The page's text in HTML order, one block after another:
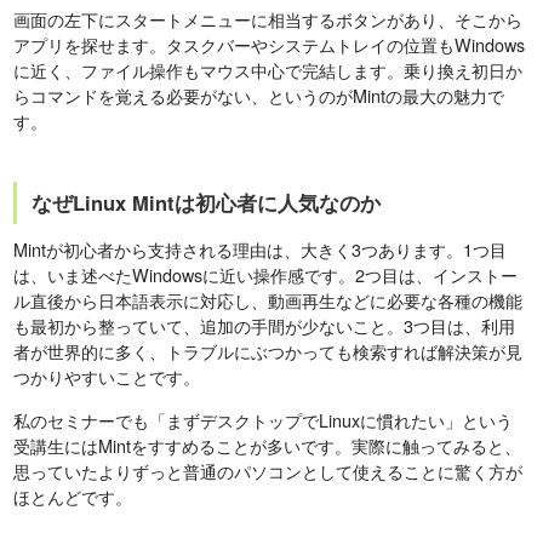
画面の左下にスタートメニューに相当するボタンがあり、そこから
アプリを探せます。タスクバーやシステムトレイの位置もWindows
に近く、ファイル操作もマウス中心で完結します。乗り換え初日か
らコマンドを覚える必要がない、というのがMintの最大の魅力で
す。
なぜLinux Mintは初心者に人気なのか
Mintが初心者から支持される理由は、大きく3つあります。1つ目
は、いま述べたWindowsに近い操作感です。2つ目は、インストー
ル直後から日本語表示に対応し、動画再生などに必要な各種の機能
も最初から整っていて、追加の手間が少ないこと。3つ目は、利用
者が世界的に多く、トラブルにぶつかっても検索すれば解決策が見
つかりやすいことです。
私のセミナーでも「まずデスクトップでLinuxに慣れたい」という
受講生にはMintをすすめることが多いです。実際に触ってみると、
思っていたよりずっと普通のパソコンとして使えることに驚く方が
ほとんどです。